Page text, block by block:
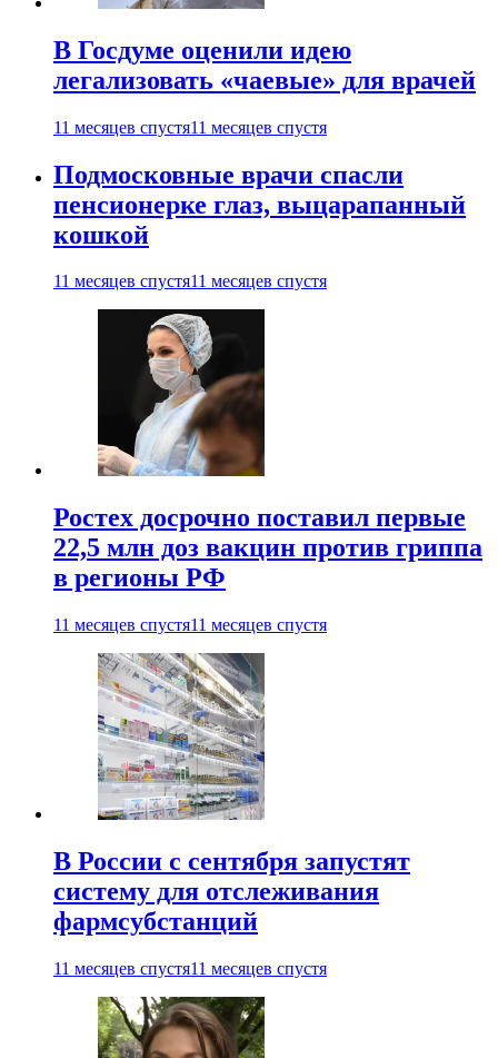
В Госдуме оценили идею
легализовать «чаевые» для врачей
11 месяцев спустя11 месяцев спустя
Подмосковные врачи спасли
пенсионерке глаз, выцарапанный
кошкой
11 месяцев спустя11 месяцев спустя
Ростех досрочно поставил первые
22,5 млн доз вакцин против гриппа
в регионы РФ
11 месяцев спустя11 месяцев спустя
В России с сентября запустят
систему для отслеживания
фармсубстанций
11 месяцев спустя11 месяцев спустя